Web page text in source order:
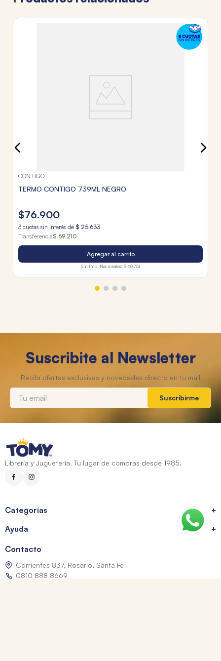
CONTIGO
TERMO CONTIGO 739ML NEGRO
$76.900
3 cuotas sin interés de $ 25.633
Transferencia$ 69.210
Agregar al carrito
Sin Imp. Nacionales: $ 60.751
Suscribite al Newsletter
Suscribirme
Librería y Juguetería. Tu lugar de compras desde 1985.
Categorías
+
Ayuda
+
Contacto
Corrientes 837, Rosario, Santa Fe
0810 888 8669